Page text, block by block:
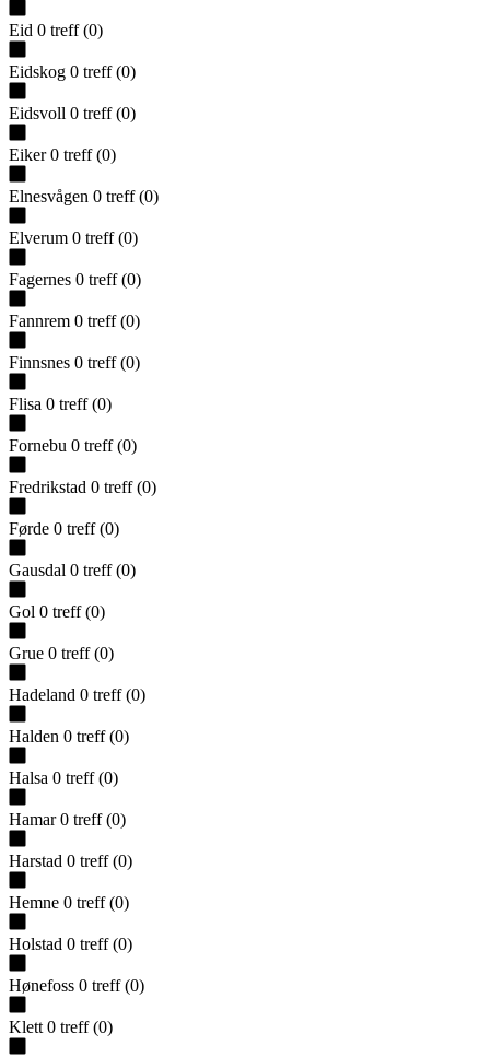
Eid 0 treff (0)
Eidskog 0 treff (0)
Eidsvoll 0 treff (0)
Eiker 0 treff (0)
Elnesvågen 0 treff (0)
Elverum 0 treff (0)
Fagernes 0 treff (0)
Fannrem 0 treff (0)
Finnsnes 0 treff (0)
Flisa 0 treff (0)
Fornebu 0 treff (0)
Fredrikstad 0 treff (0)
Førde 0 treff (0)
Gausdal 0 treff (0)
Gol 0 treff (0)
Grue 0 treff (0)
Hadeland 0 treff (0)
Halden 0 treff (0)
Halsa 0 treff (0)
Hamar 0 treff (0)
Harstad 0 treff (0)
Hemne 0 treff (0)
Holstad 0 treff (0)
Hønefoss 0 treff (0)
Klett 0 treff (0)